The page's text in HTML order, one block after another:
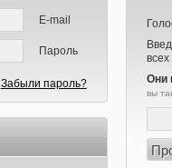
E-mail
Пароль
Забыли пароль?
Они
вы